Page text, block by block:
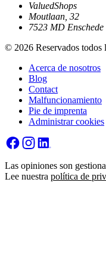
ValuedShops
Moutlaan, 32
7523 MD Enschede
© 2026 Reservados todos
Acerca de nosotros
Blog
Contact
Malfuncionamiento
Pie de imprenta
Administrar cookies
Las opiniones son
Lee nuestra política de